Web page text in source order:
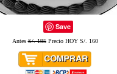
Save
AntesS/. 195Precio HOY S/. 160